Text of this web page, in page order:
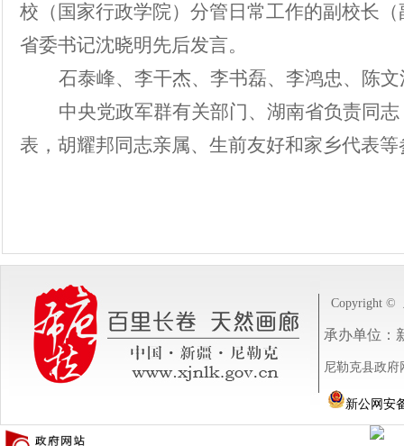
校（国家行政学院）分管日常工作的副校长
省委书记沈晓明先后发言。
石泰峰、李干杰、李书磊、李鸿忠、陈
中央党政军群有关部门、湖南省负责同
表，胡耀邦同志亲属、生前友好和家乡代表
Copyright ©
承办单位：
尼勒克县政府
新公网安